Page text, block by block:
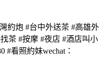
約炮 #台中外送茶 #高雄外
茶 #按摩 #夜店 #酒店叫小
#看照約妹wechat：